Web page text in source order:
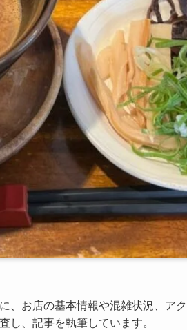
、お店の基本情報や混雑状況、ア
し、記事を執筆しています。